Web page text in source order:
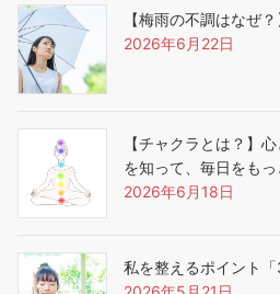
【梅雨の不調はなぜ
2026年6月22日
【チャクラとは？】
を知って、毎日をもっ
2026年6月18日
私を整えるポイント「